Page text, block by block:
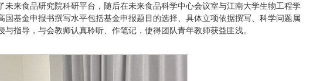
来食品研究院科研平台，随后在未来食品科学中心会议室与江南大学生物工程学
基金申报书撰写水平包括基金申报题目的选择、具体立项依据撰写、科学问题属
指导，与会教师认真聆听、作笔记，使得团队青年教师获益匪浅。